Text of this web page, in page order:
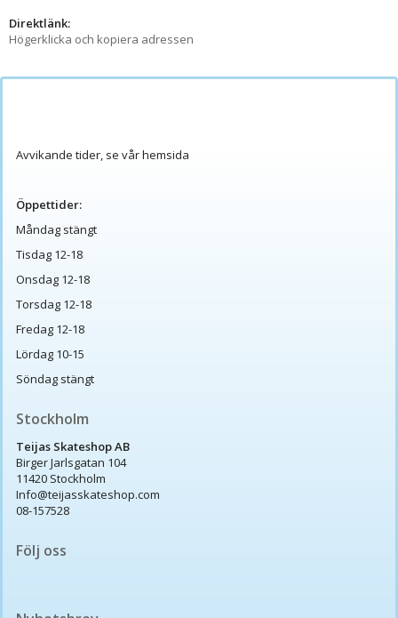
Direktlänk:
Högerklicka och kopiera adressen
Avvikande tider, se vår hemsida
Öppettider:
Måndag stängt
Tisdag 12-18
Onsdag 12-18
Torsdag 12-18
Fredag 12-18
Lördag 10-15
Söndag stängt
Stockholm
Teijas Skateshop AB
Birger Jarlsgatan 104
11420 Stockholm
Info@teijasskateshop.com
08-157528
Följ oss